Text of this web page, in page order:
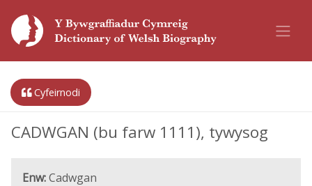
Cyfeirnodi
CADWGAN (bu farw 1111), tywysog
Enw:Cadwgan